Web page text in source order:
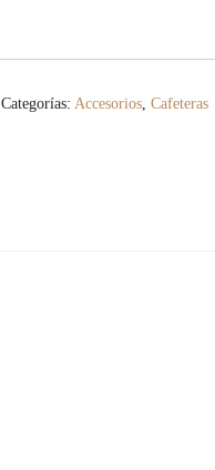
Categorías: Accesorios, Cafeteras